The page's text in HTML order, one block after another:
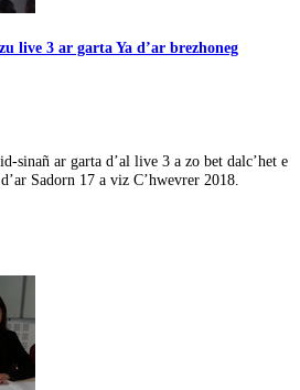
live 3 ar garta Ya d’ar brezhoneg
sinañ ar garta d’al live 3 a zo bet dalc’het e
Sadorn 17 a viz C’hwevrer 2018.